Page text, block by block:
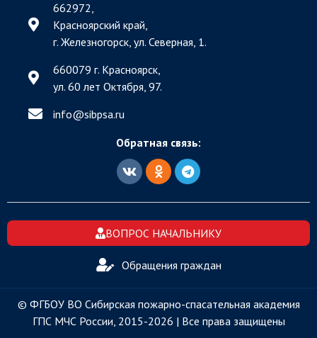
662972,
Красноярский край,
г. Железногорск, ул. Северная, 1.
660079 г. Красноярск,
ул. 60 лет Октября, 97.
info@sibpsa.ru
Обратная связь:
ВОПРОС НАЧАЛЬНИКУ
Обращения граждан
© ФГБОУ ВО Сибирская пожарно-спасательная академия
ГПС МЧС России, 2015-2026 | Все права защищены